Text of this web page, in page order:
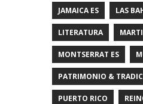
JAMAICA ES LAS
LITERATURA
MONTSERRAT ES
PATRIMONIO &
PUERTO RICO